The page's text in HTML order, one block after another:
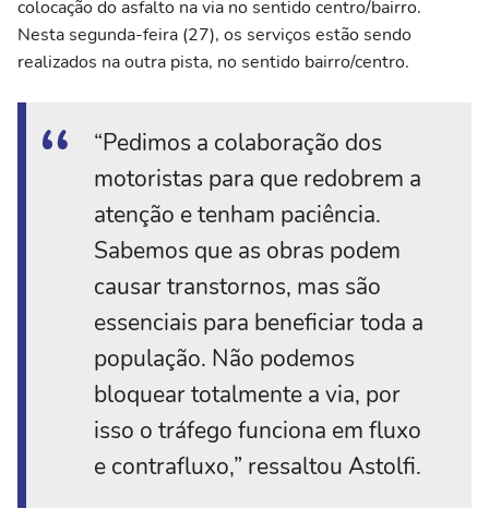
colocação do asfalto na via no sentido centro/bairro.
Nesta segunda-feira (27), os serviços estão sendo
realizados na outra pista, no sentido bairro/centro.
“Pedimos a colaboração dos
motoristas para que redobrem a
atenção e tenham paciência.
Sabemos que as obras podem
causar transtornos, mas são
essenciais para beneficiar toda a
população. Não podemos
bloquear totalmente a via, por
isso o tráfego funciona em fluxo
e contrafluxo,” ressaltou Astolfi.